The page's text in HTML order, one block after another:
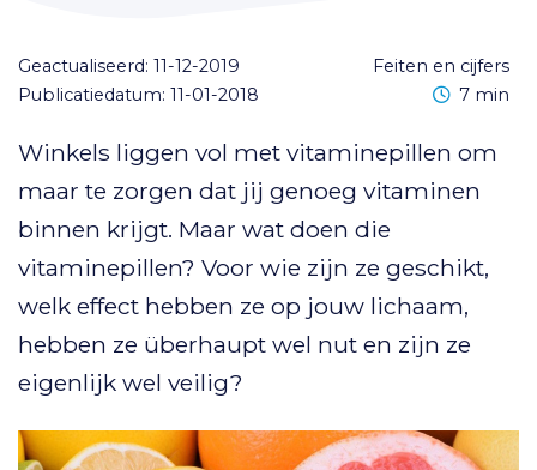
feiten en cijfers
Geactualiseerd: 11-12-2019
Publicatiedatum: 11-01-2018
Leestijd
7 min
Winkels liggen vol met vitaminepillen om
maar te zorgen dat jij genoeg vitaminen
binnen krijgt. Maar wat doen die
vitaminepillen? Voor wie zijn ze geschikt,
welk effect hebben ze op jouw lichaam,
hebben ze überhaupt wel nut en zijn ze
eigenlijk wel veilig?